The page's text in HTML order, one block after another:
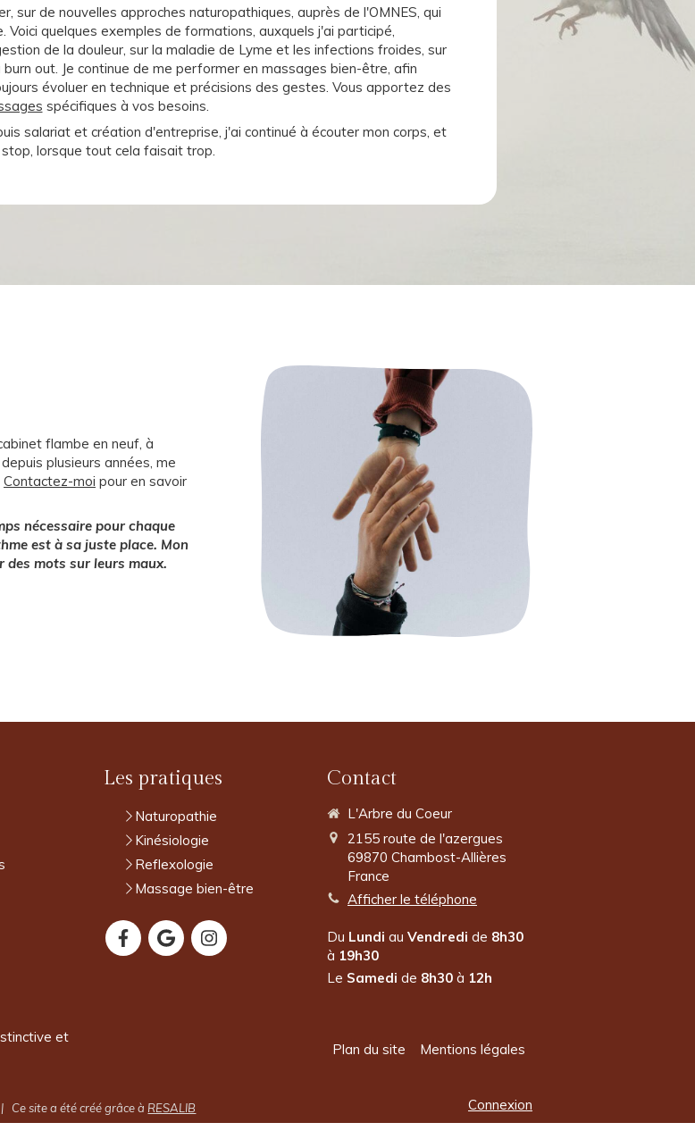
sur de nouvelles approches naturopathiques, auprès de l'OMNES, qui
quelques exemples de formations, auxquels j'ai participé,
de la douleur, sur la maladie de Lyme et les infections froides, sur
out. Je continue de me performer en massages bien-être, afin
évoluer en technique et précisions des gestes. Vous apportez des
spécifiques à vos besoins.
salariat et création d'entreprise, j'ai continué à écouter mon corps, et
lorsque tout cela faisait trop.
flambe en neuf, à
plusieurs années, me
Contactez-moi pour en savoir
nécessaire pour chaque
est à sa juste place. Mon
des mots sur leurs maux.
Les pratiques
Naturopathie
Kinésiologie
Reflexologie
Massage bien-être
Contact
L'Arbre du Coeur
2155 route de l'azergues
69870 Chambost-Allières
France
Afficher le téléphone
Du Lundi au Vendredi de 8h30
à 19h30
Le Samedi de 8h30 à 12h
et
Plan du site Mentions légales
| Ce site a été créé grâce à RESALIB Connexion